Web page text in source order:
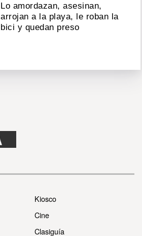
Lo amordazan, asesinan,
arrojan a la playa, le roban la
bici y quedan preso
Kiosco
Cine
Clasiguía